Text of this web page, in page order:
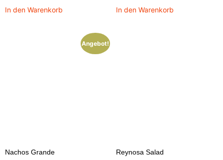
In den Warenkorb In den Warenkorb
Angebot!
Nachos Grande Reynosa Salad